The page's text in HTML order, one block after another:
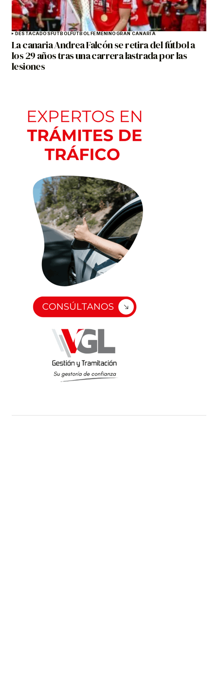
DESTACADOSFÚTBOLFÚTBOL FEMENINOGRAN CANARIA
La canaria Andrea Falcón se retira del fútbol a
los 29 años tras una carrera lastrada por las
lesiones